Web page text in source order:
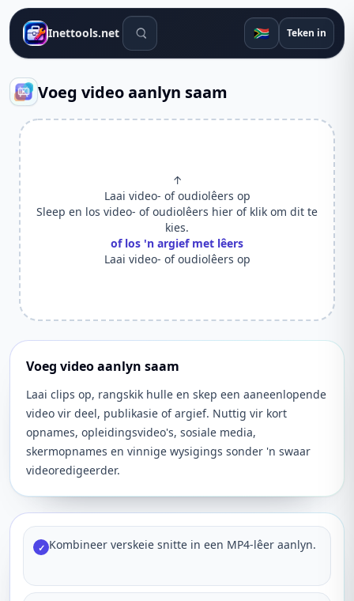
Inettools.net Soek gereedskap 🇿🇦 Teken in
Voeg video aanlyn saam
↑
Laai video- of oudiolêers op
Sleep en los video- of oudiolêers hier of klik om dit te
kies.
of los 'n argief met lêers
Laai video- of oudiolêers op
Voeg video aanlyn saam
Laai clips op, rangskik hulle en skep een aaneenlopende
video vir deel, publikasie of argief. Nuttig vir kort
opnames, opleidingsvideo's, sosiale media,
skermopnames en vinnige wysigings sonder 'n swaar
videoredigeerder.
✓ Kombineer verskeie snitte in een MP4-lêer aanlyn.